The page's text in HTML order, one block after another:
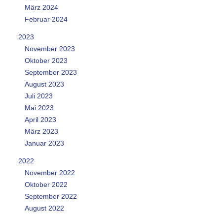
März 2024
Februar 2024
2023
November 2023
Oktober 2023
September 2023
August 2023
Juli 2023
Mai 2023
April 2023
März 2023
Januar 2023
2022
November 2022
Oktober 2022
September 2022
August 2022